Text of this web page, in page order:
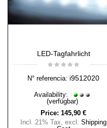
LED-Tagfahrlicht
N° referencia: i9512020
Availability:
(verfügbar)
Price: 145,90 €
Incl. 21% Tax, excl. Shipping